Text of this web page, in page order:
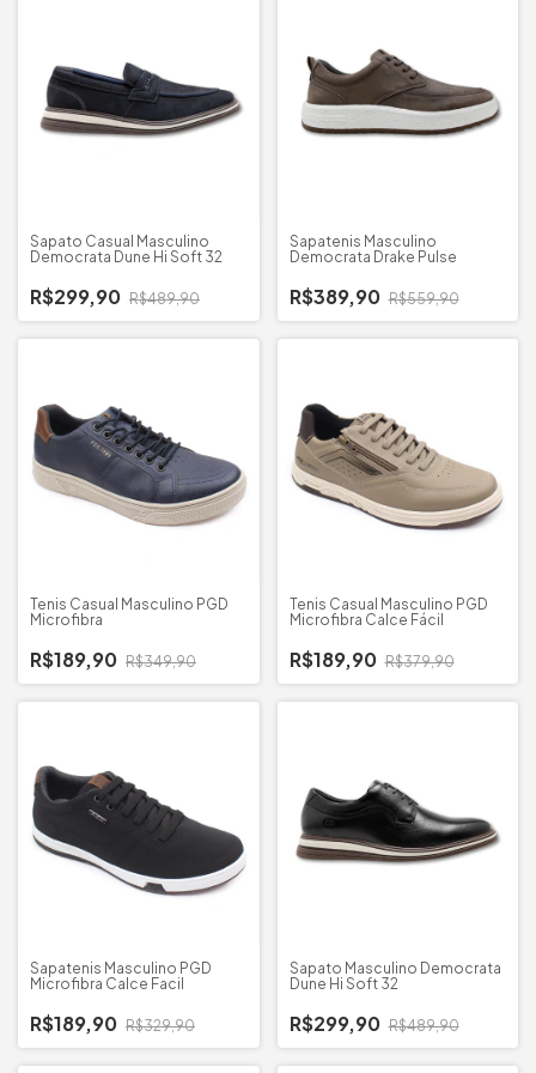
Sapato Casual Masculino
Democrata Dune Hi Soft 32
R$299,90 R$489,90
Sapatenis Masculino
Democrata Drake Pulse
R$389,90 R$559,90
Tenis Casual Masculino PGD
Microfibra
R$189,90 R$349,90
Tenis Casual Masculino PGD
Microfibra Calce Fácil
R$189,90 R$379,90
Sapatenis Masculino PGD
Microfibra Calce Facil
R$189,90 R$329,90
Sapato Masculino Democrata
Dune Hi Soft 32
R$299,90 R$489,90